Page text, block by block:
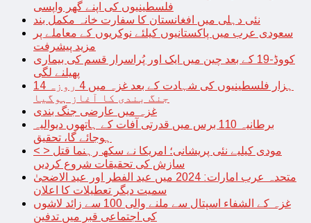
فلسطینیوں کی اپنے گھر واپسی
نئی دہلی میں افغانستان کا سفارت خانہ مکمل بند
سعودی عرب میں پاکستانیوں کیلئے نوکریوں کے معاملے پر
مزید پیشرفت
کووڈ-19 کے بعد چین میں ایک اور پُراسرار قسم کی بیماری
پھیلنے لگی
14 ہزار فلسطینیوں کی شہادت کے بعد غزہ میں 4 روزہ
جنگ بندی کا آغاز ہوگیا
غزہ میں عارضی جنگ بندی
برطانیہ 110 برس میں قدرتی آفات کے ہاتھوں دیوالیہ
ہوجائے گا، تحقیق
< > مودی کیلیے نئی پریشانی؛ امریکا نے سکھ رہنما قتل
سازش کی تحقیقات شروع کردیں
متحدہ عرب امارات: 2024 میں عید الفطر اور عید الاضحیٰ
سمیت دیگر تعطیلات کا اعلان
غزہ کے الشفاء اسپتال سے ملنے والی 100 سے زائد لاشوں
کی اجتماعی قبر میں تدفین